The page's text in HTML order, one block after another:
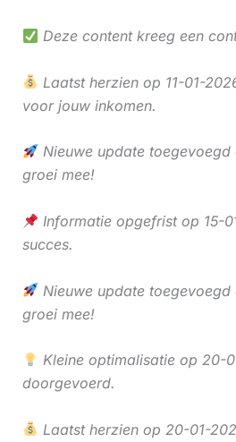
Deze content kreeg een
Laatst herzien op 11-01-
voor jouw inkomen.
Nieuwe update toegevoegd
groei mee!
Informatie opgefrist op 15-
succes.
Nieuwe update toegevoegd
groei mee!
Kleine optimalisatie op 20-
doorgevoerd.
Laatst herzien op 20-01-